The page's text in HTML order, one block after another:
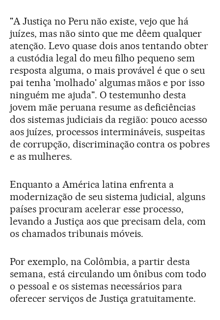
"A Justiça no Peru não existe, vejo que há
juízes, mas não sinto que me dêem qualquer
atenção. Levo quase dois anos tentando obter
a custódia legal do meu filho pequeno sem
resposta alguma, o mais provável é que o seu
pai tenha 'molhado' algumas mãos e por isso
ninguém me ajuda". O testemunho desta
jovem mãe peruana resume as deficiências
dos sistemas judiciais da região: pouco acesso
aos juízes, processos intermináveis, suspeitas
de corrupção, discriminação contra os pobres
e as mulheres.
Enquanto a América latina enfrenta a
modernização de seu sistema judicial, alguns
países procuram acelerar esse processo,
levando a Justiça aos que precisam dela, com
os chamados tribunais móveis.
Por exemplo, na Colômbia, a partir desta
semana, está circulando um ônibus com todo
o pessoal e os sistemas necessários para
oferecer serviços de Justiça gratuitamente.